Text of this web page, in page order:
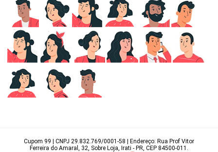
Cupom 99 | CNPJ 29.832.769/0001-58 | Endereço: Rua Prof Vitor
Ferreira do Amaral, 32, Sobre Loja, Irati - PR, CEP 84500-011.